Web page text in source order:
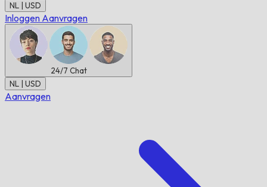
NL | USD
Inloggen Aanvragen
24/7 Chat
NL | USD
Aanvragen